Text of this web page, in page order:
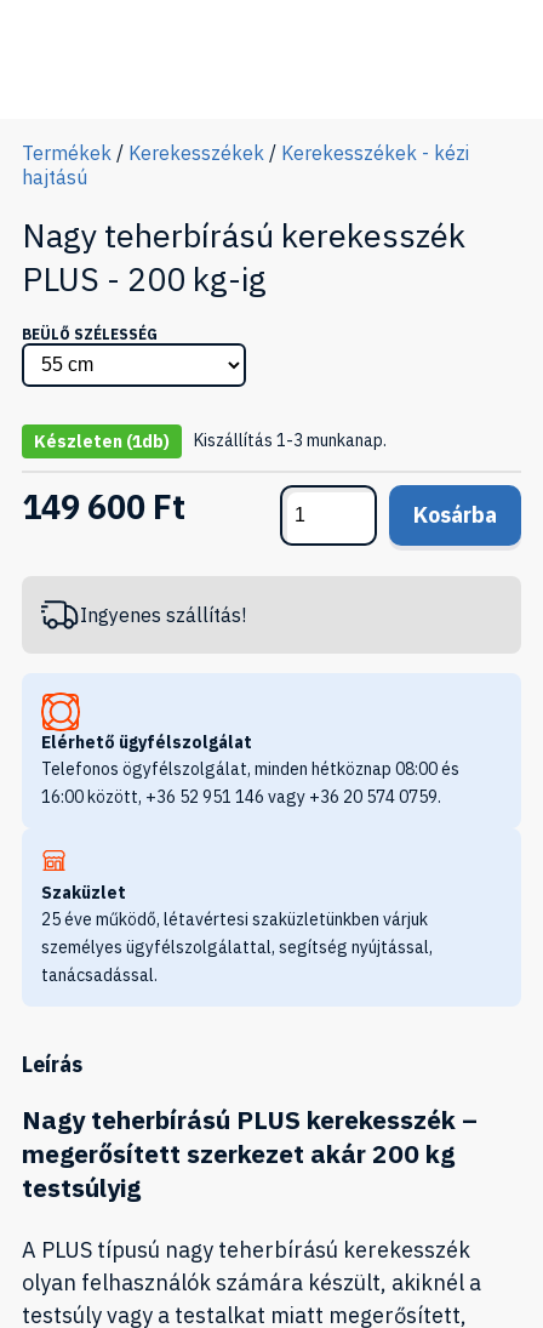
Termékek / Kerekesszékek / Kerekesszékek - kézi
hajtású
Nagy teherbírású kerekesszék
PLUS - 200 kg-ig
BEÜLŐ SZÉLESSÉG
Készleten (1db) Kiszállítás 1-3 munkanap.
149 600 Ft Kosárba
Ingyenes szállítás!
Elérhető ügyfélszolgálat
Telefonos ögyfélszolgálat, minden hétköznap 08:00 és
16:00 között, +36 52 951 146 vagy +36 20 574 0759.
Szaküzlet
25 éve működő, létavértesi szaküzletünkben várjuk
személyes ügyfélszolgálattal, segítség nyújtással,
tanácsadással.
Leírás
Nagy teherbírású PLUS kerekesszék –
megerősített szerkezet akár 200 kg
testsúlyig
A PLUS típusú nagy teherbírású kerekesszék
olyan felhasználók számára készült, akiknél a
testsúly vagy a testalkat miatt megerősített,